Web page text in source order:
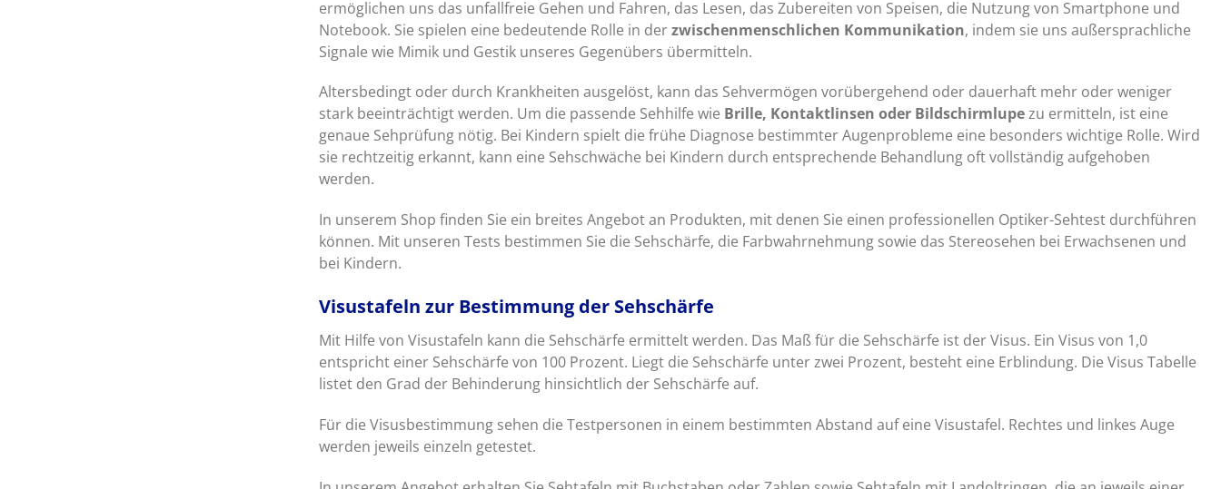
ermöglichen uns das unfallfreie Gehen und Fahren, das Lesen, das Zubereiten von Speisen, die Nutzung von Smartphone und
Notebook. Sie spielen eine bedeutende Rolle in derzwischenmenschlichen Kommunikation, indem sie uns außersprachliche
Signale wie Mimik und Gestik unseres Gegenübers übermitteln.
Altersbedingt oder durch Krankheiten ausgelöst, kann das Sehvermögen vorübergehend oder dauerhaft mehr oder weniger
stark beeinträchtigt werden. Um die passende Sehhilfe wie Brille, Kontaktlinsen oder Bildschirmlupezu ermitteln, ist eine
genaue Sehprüfung nötig. Bei Kindern spielt die frühe Diagnose bestimmter Augenprobleme eine besonders wichtige Rolle. Wird
sie rechtzeitig erkannt, kann eine Sehschwäche bei Kindern durch entsprechende Behandlung oft vollständig aufgehoben
werden.
In unserem Shop finden Sie ein breites Angebot an Produkten, mit denen Sie einen professionellen Optiker-Sehtest durchführen
können. Mit unseren Tests bestimmen Sie die Sehschärfe, die Farbwahrnehmung sowie das Stereosehen bei Erwachsenen und
bei Kindern.
Visustafeln zur Bestimmung der Sehschärfe
Mit Hilfe von Visustafeln kann die Sehschärfe ermittelt werden. Das Maß für die Sehschärfe ist der Visus. Ein Visus von 1,0
entspricht einer Sehschärfe von 100 Prozent. Liegt die Sehschärfe unter zwei Prozent, besteht eine Erblindung. Die Visus Tabelle
listet den Grad der Behinderung hinsichtlich der Sehschärfe auf.
Für die Visusbestimmung sehen die Testpersonen in einem bestimmten Abstand auf eine Visustafel. Rechtes und linkes Auge
werden jeweils einzeln getestet.